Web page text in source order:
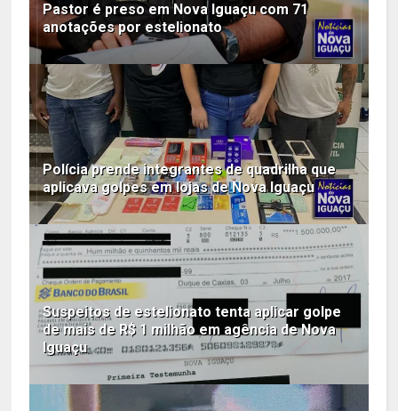
Pastor é preso em Nova Iguaçu com 71
anotações por estelionato
Polícia prende integrantes de quadrilha que
aplicava golpes em lojas de Nova Iguaçu
Suspeitos de estelionato tenta aplicar golpe
de mais de R$ 1 milhão em agência de Nova
Iguaçu